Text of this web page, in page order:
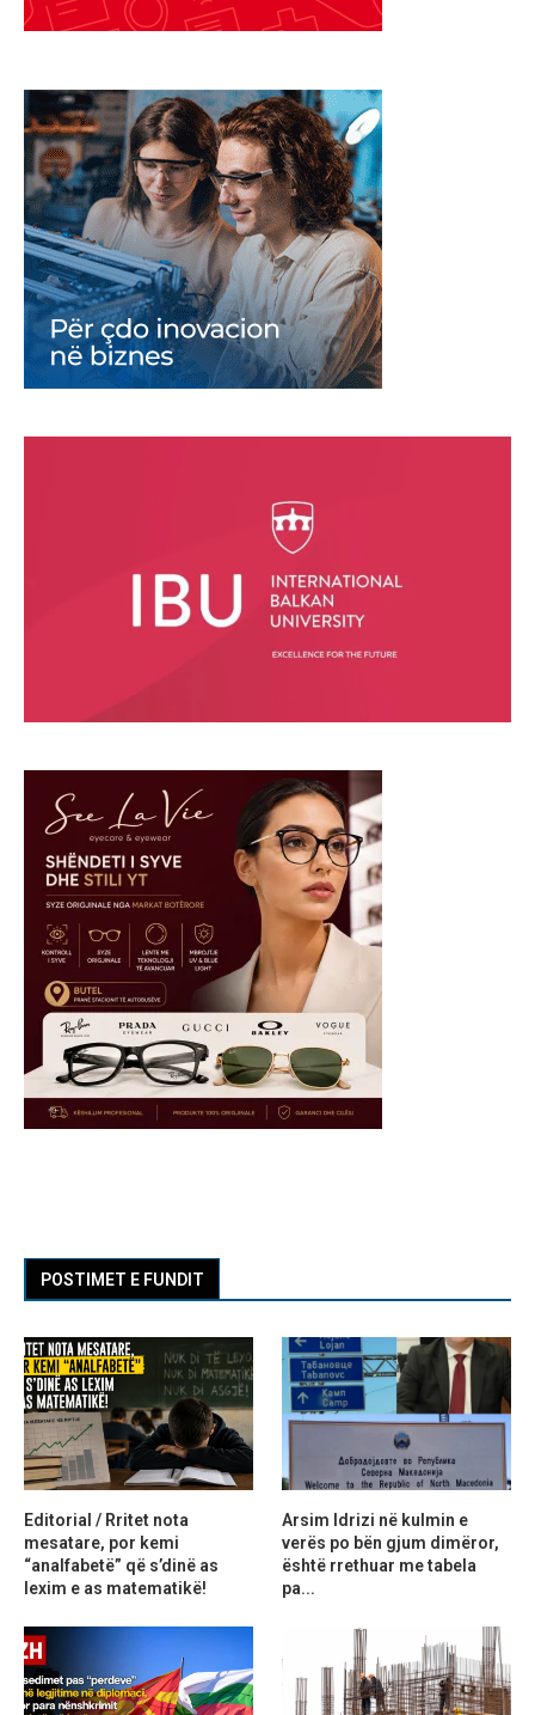
POSTIMET E FUNDIT
Editorial / Rritet nota
mesatare, por kemi
“analfabetë” që s’dinë as
lexim e as matematikë!
Arsim Idrizi në kulmin e
verës po bën gjum dimëror,
është rrethuar me tabela
pa...